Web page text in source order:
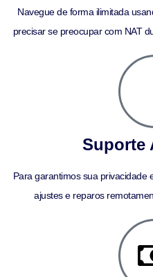
Navegue de forma ilimitada
precisar se preocupar com NAT
Suporte
Para garantimos sua privacidade
ajustes e reparos